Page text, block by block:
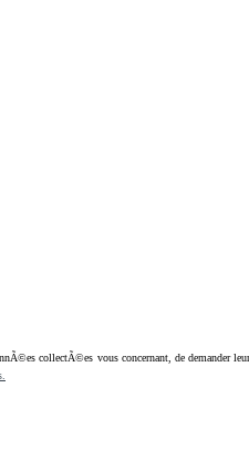
collectÃ©es vous concernant, de demander